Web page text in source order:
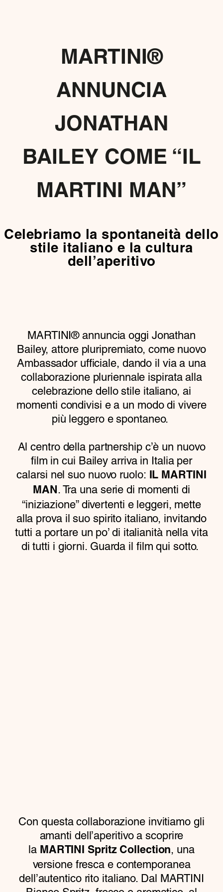
MARTINI®
ANNUNCIA
JONATHAN
BAILEY COME “IL
MARTINI MAN”
Celebriamo la spontaneità dello
stile italiano e la cultura
dell’aperitivo
MARTINI® annuncia oggi Jonathan
Bailey, attore pluripremiato, come nuovo
Ambassador ufficiale, dando il via a una
collaborazione pluriennale ispirata alla
celebrazione dello stile italiano, ai
momenti condivisi e a un modo di vivere
più leggero e spontaneo.
Al centro della partnership c’è un nuovo
film in cui Bailey arriva in Italia per
calarsi nel suo nuovo ruolo:
IL MARTINI
MAN . Tra una serie di momenti di
“iniziazione” divertenti e leggeri, mette
alla prova il suo spirito italiano, invitando
tutti a portare un po’ di italianità nella vita
di tutti i giorni. Guarda il film qui sotto.
Con questa collaborazione invitiamo gli
amanti dell’aperitivo a scoprire
la MARTINI Spritz Collection, una
versione fresca e contemporanea
dell’autentico rito italiano. Dal MARTINI